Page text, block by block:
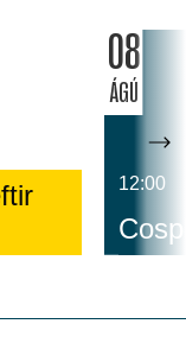
08
ÁGÚ
12:00